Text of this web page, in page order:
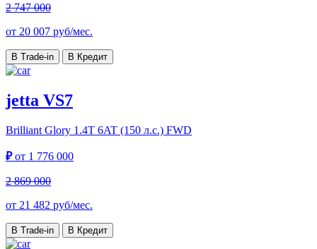
2 747 000
от 20 007 руб/мес.
В Trade-in В Кредит
jetta VS7
Brilliant Glory 1.4T 6AT (150 л.с.) FWD
₽от 1 776 000
2 869 000
от 21 482 руб/мес.
В Trade-in В Кредит